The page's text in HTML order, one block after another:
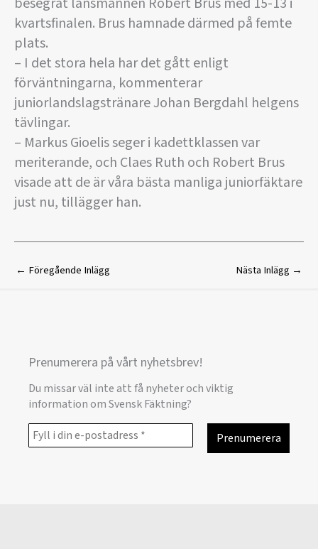
kvartsfinalen. Brus hamnade därmed på femte
plats.
– I det stora hela har det gått enligt
förväntningarna, kommenterar
juniorlandslagstränare Johan Bergdahl helgens
tävlingar.
– Markus Gioelis seger i kadettklassen var
meriterande, och Claes Ruth och Robert Brus
visade att de är våra bästa manliga juniorfäktare
just nu, tillägger han.
← Föregående Inlägg Nästa Inlägg →
Prenumerera på vårt nyhetsbrev!
Du missar väl inte att få nyheter och viktig
information om Svensk Fäktning?